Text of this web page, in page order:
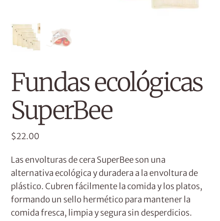
Fundas ecológicas
SuperBee
$22.00
Las envolturas de cera SuperBee son una
alternativa ecológica y duradera a la envoltura de
plástico. Cubren fácilmente la comida y los platos,
formando un sello hermético para mantener la
comida fresca, limpia y segura sin desperdicios.